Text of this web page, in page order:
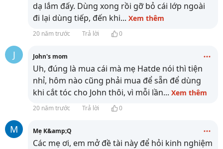
dạ lắm đấy. Dùng xong rồi gỡ bỏ cái lớp ngoài
đi lại dùng tiếp, đến khi... Xem thêm
20 năm trước Trả lời 0
J John's mom
Uh, đúng là mua cái mà mẹ Hatde nói thì tiện
nhỉ, hôm nào cũng phải mua để sẵn để dùng
khi cắt tóc cho John thôi, vì mỗi lần... Xem thêm
20 năm trước Trả lời 0
M Mẹ K&amp;Q
Các mẹ ơi, em mở đề tài này để hỏi kinh nghiệm